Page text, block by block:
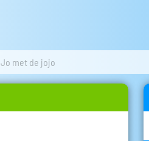
Jo met de jojo